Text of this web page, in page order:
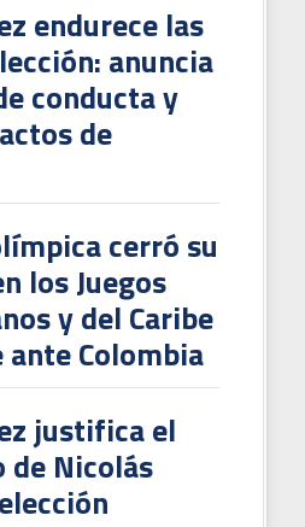
endurece las
anuncia
conducta y
de
cerró su
los Juegos
y del Caribe
Colombia
justifica el
Nicolás